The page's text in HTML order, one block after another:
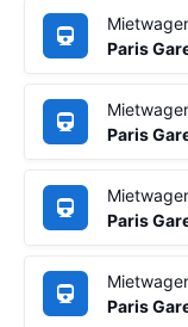
Paris
Paris
Paris
Paris